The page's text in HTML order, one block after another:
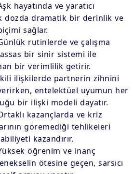
hayatında ve yaratıcı
dozda dramatik bir derinlik ve
sağlar.
rutinlerde ve çalışma
bir sinir sistemi ile
bir verimlilik getirir.
ilişkilerde partnerin zihnini
entelektüel uyumun her
bir ilişki modeli dayatır.
kazançlarda ve kriz
göremediği tehlikeleri
kazandırır.
öğrenim ve inanç
ötesine geçen, sarsıcı